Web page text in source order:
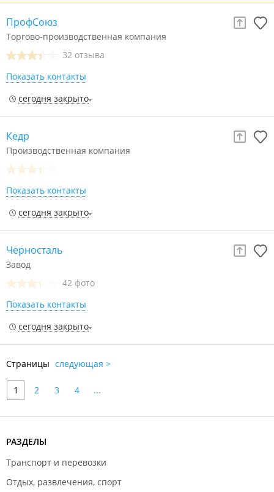
ПрофСоюз
Торгово-производственная компания
32 отзыва
Показать контакты
сегодня закрыто
Кедр
Производственная компания
Показать контакты
сегодня закрыто
Черносталь
Завод
42 фото
Показать контакты
сегодня закрыто
Страницы следующая >
1 2 3 4 ...
РАЗДЕЛЫ
Транспорт и перевозки
Отдых, развлечения, спорт